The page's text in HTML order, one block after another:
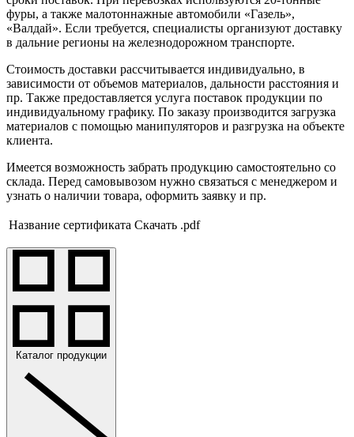
фуры, а также малотоннажные автомобили «Газель»,
«Валдай». Если требуется, специалисты организуют доставку
в дальние регионы на железнодорожном транспорте.
Стоимость доставки рассчитывается индивидуально, в
зависимости от объемов материалов, дальности расстояния и
пр. Также предоставляется услуга поставок продукции по
индивидуальному графику. По заказу производится загрузка
материалов с помощью манипуляторов и разгрузка на объекте
клиента.
Имеется возможность забрать продукцию самостоятельно со
склада. Перед самовывозом нужно связаться с менеджером и
узнать о наличии товара, оформить заявку и пр.
Название сертификата Скачать .pdf
Каталог продукции